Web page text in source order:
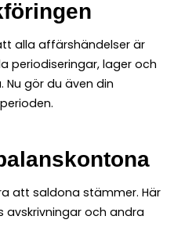
alla affärshändelser är
periodiseringar, lager och
gör du även din
att saldona stämmer. Här
avskrivningar och andra